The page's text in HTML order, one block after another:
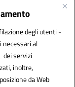
degli utenti -
necessari al
servizi
inoltre,
da Web
(CE)
-